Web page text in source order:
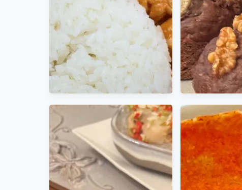
巴西式俄羅斯奶油燉雞
(Chicken Stroganoff；
香蕉核桃可
(Heavy